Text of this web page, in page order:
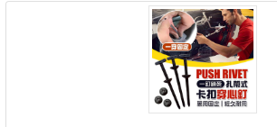
它採用耐用的材料製成
濃郁開心果 × 杜拜巧克力 × 軟Q大福
種讓人無法抗拒的美味，光看到剖面就
外層大福皮柔軟Q彈，咬下後先感受到